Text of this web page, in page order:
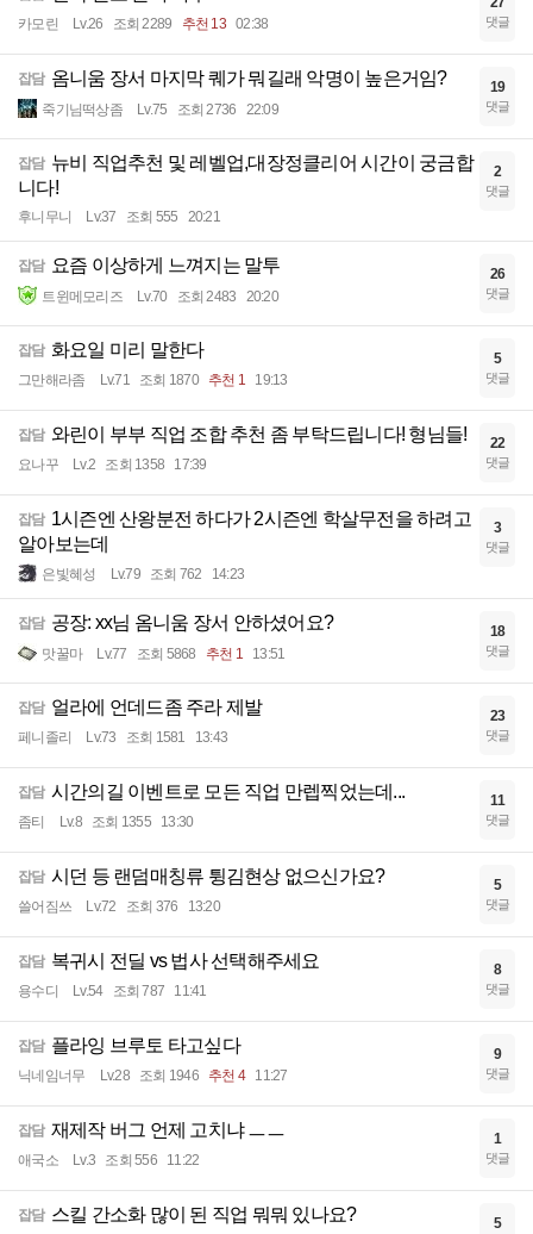
카모린 Lv.26 조회 2289 추천 13 02:38 댓글
잡담 옴니움 장서 마지막 퀘가 뭐길래 악명이 높은거임?
죽기님떡상좀 Lv.75 조회 2736 22:09
19
댓글
잡담 뉴비 직업추천 및 레벨업,대장정클리어 시간이 궁금합
니다!
후니무니 Lv.37 조회 555 20:21
2
댓글
잡담 요즘 이상하게 느껴지는 말투
트윈메모리즈 Lv.70 조회 2483 20:20
26
댓글
잡담 화요일 미리 말한다
그만해라좀 Lv.71 조회 1870 추천 1 19:13
5
댓글
잡담 와린이 부부 직업 조합 추천 좀 부탁드립니다! 형님들!
요나꾸 Lv.2 조회 1358 17:39
22
댓글
잡담 1시즌엔 산왕분전 하다가 2시즌엔 학살무전을 하려고
알아보는데
은빛혜성 Lv.79 조회 762 14:23
3
댓글
잡담 공장: xx님 옴니움 장서 안하셨어요?
맛꿀마 Lv.77 조회 5868 추천 1 13:51
18
댓글
잡담 얼라에 언데드좀 주라 제발
페니졸리 Lv.73 조회 1581 13:43
23
댓글
잡담 시간의길 이벤트로 모든 직업 만렙찍었는데...
좀티 Lv.8 조회 1355 13:30
11
댓글
잡담 시던 등 랜덤매칭류 튕김현상 없으신가요?
쓸어짐쓰 Lv.72 조회 376 13:20
5
댓글
잡담 복귀시 전딜 vs 법사 선택해주세요
용수디 Lv.54 조회 787 11:41
8
댓글
잡담 플라잉 브루토 타고싶다
닉네임너무 Lv.28 조회 1946 추천 4 11:27
9
댓글
잡담 재제작 버그 언제 고치냐 ㅡㅡ
애국소 Lv.3 조회 556 11:22
1
댓글
잡담 스킬 간소화 많이 된 직업 뭐뭐 있나요? 5